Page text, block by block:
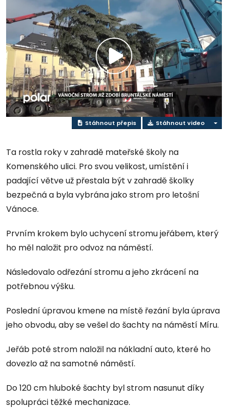
Přehrát
video
Stáhnout přepis Stáhnout video
Ta rostla roky v zahradě mateřské školy na
Komenského ulici. Pro svou velikost, umístění i
padající větve už přestala být v zahradě školky
bezpečná a byla vybrána jako strom pro letošní
Vánoce.
Prvním krokem bylo uchycení stromu jeřábem, který
ho měl naložit pro odvoz na náměstí.
Následovalo odřezání stromu a jeho zkrácení na
potřebnou výšku.
Poslední úpravou kmene na místě řezání byla úprava
jeho obvodu, aby se vešel do šachty na náměstí Míru.
Jeřáb poté strom naložil na nákladní auto, které ho
dovezlo až na samotné náměstí.
Do 120 cm hluboké šachty byl strom nasunut díky
spolupráci těžké mechanizace.